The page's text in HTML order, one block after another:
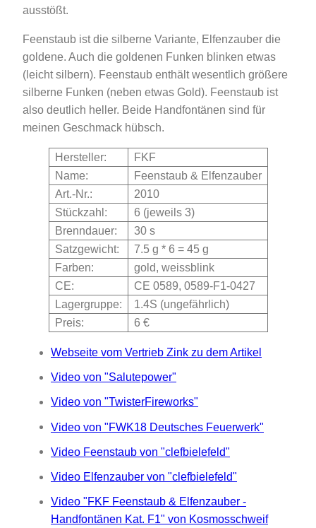
ausstößt.
Feenstaub ist die silberne Variante, Elfenzauber die
goldene. Auch die goldenen Funken blinken etwas
(leicht silbern). Feenstaub enthält wesentlich größere
silberne Funken (neben etwas Gold). Feenstaub ist
also deutlich heller. Beide Handfontänen sind für
meinen Geschmack hübsch.
Hersteller:
FKF
Name:
Feenstaub & Elfenzauber
Art.-Nr.:
2010
Stückzahl:
6 (jeweils 3)
Brenndauer:
30 s
Satzgewicht:
7.5 g * 6 = 45 g
Farben:
gold, weissblink
CE:
CE 0589, 0589-F1-0427
Lagergruppe:
1.4S (ungefährlich)
Preis:
6 €
Webseite vom Vertrieb Zink zu dem Artikel
Video von "Salutepower"
Video von "TwisterFireworks"
Video von "FWK18 Deutsches Feuerwerk"
Video Feenstaub von "clefbielefeld"
Video Elfenzauber von "clefbielefeld"
Video "FKF Feenstaub & Elfenzauber -
Handfontänen Kat. F1" von Kosmosschweif